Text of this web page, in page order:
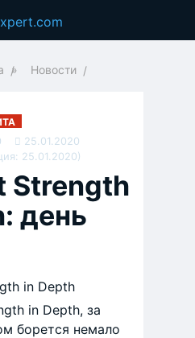
» Новости
25.01.2020
25.01.2020)
Strength
день
in Depth, за
борется немало